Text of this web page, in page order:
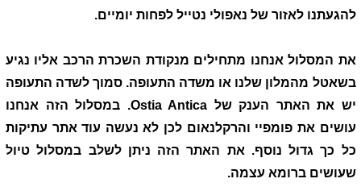
להגעתנו לאזור של נאפולי נטייל לפחות יומיים.
את המסלול אנחנו מתחילים מנקודת השכרת הרכב אליו נגיע
בשאטל מהמלון שלנו או משדה התעופה. סמוך לשדה התעופה
יש את האתר הענק של Ostia Antica. במסלול הזה אנחנו
עושים את פומפיי והרקלנאום לכן לא נעשה עוד אתר עתיקות
כל כך גדול נוסף. את האתר הזה ניתן לשלב במסלול טיול
שעושים ברומא עצמה.